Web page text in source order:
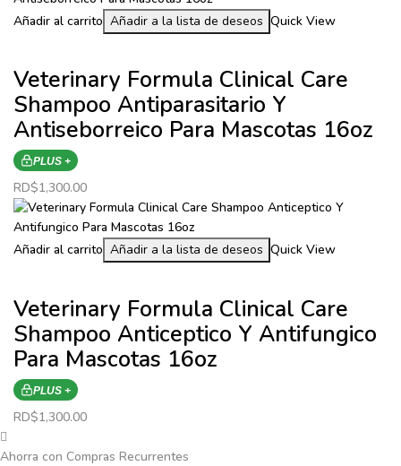
Añadir al carrito Añadir a la lista de deseos Quick View
Veterinary Formula Clinical Care
Shampoo Antiparasitario Y
Antiseborreico Para Mascotas 16oz
PLUS +
RD$1,300.00
Añadir al carrito Añadir a la lista de deseos Quick View
Veterinary Formula Clinical Care
Shampoo Anticeptico Y Antifungico
Para Mascotas 16oz
PLUS +
RD$1,300.00
Ahorra con Compras Recurrentes